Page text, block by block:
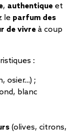
, authentique et
le parfum des
de vivre à coup
:
osier…) ;
blanc
(olives, citrons,